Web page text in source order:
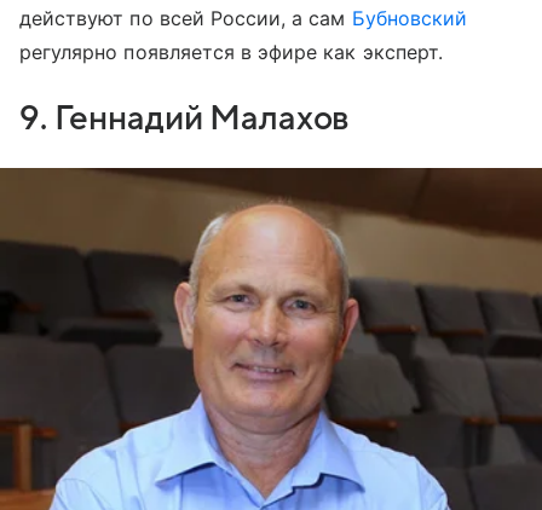
действуют по всей России, а сам Бубновский
регулярно появляется в эфире как эксперт.
9. Геннадий Малахов